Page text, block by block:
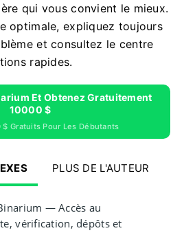
qui vous convient le mieux.
optimale, expliquez toujours
et consultez le centre
rapides.
Et Obtenez Gratuitement
10000 $
Gratuits Pour Les Débutants
PLUS DE L'AUTEUR
— Accès au
vérification, dépôts et